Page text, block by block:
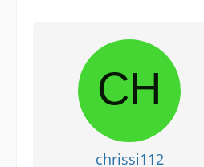
chrissi112